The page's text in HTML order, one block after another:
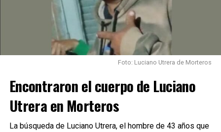
Foto: Luciano Utrera de Morteros
Encontraron el cuerpo de Luciano
Utrera en Morteros
La búsqueda de Luciano Utrera, el hombre de 43 años que